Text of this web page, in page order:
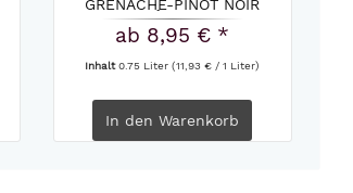
GRENACHE-PINOT NOIR
CHÂTEAU...
ab 8,95 € *
Inhalt0.75 Liter(11,93 € / 1 Liter)
In den Warenkorb